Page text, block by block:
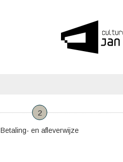
2
Betaling- en afleverwijze